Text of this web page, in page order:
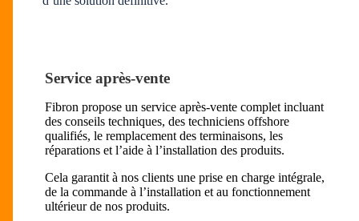
Service après-vente
Fibron propose un service après-vente complet incluant
des conseils techniques, des techniciens offshore
qualifiés, le remplacement des terminaisons, les
réparations et l’aide à l’installation des produits.
Cela garantit à nos clients une prise en charge intégrale,
de la commande à l’installation et au fonctionnement
ultérieur de nos produits.